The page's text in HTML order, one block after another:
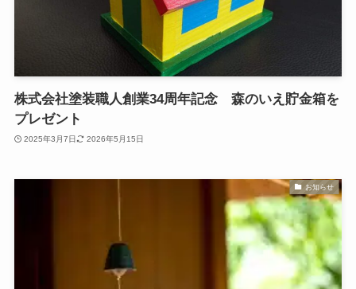
株式会社塗装職人創業34周年記念 森のいえ貯金箱を
プレゼント
2025年3月7日 2026年5月15日
お知らせ